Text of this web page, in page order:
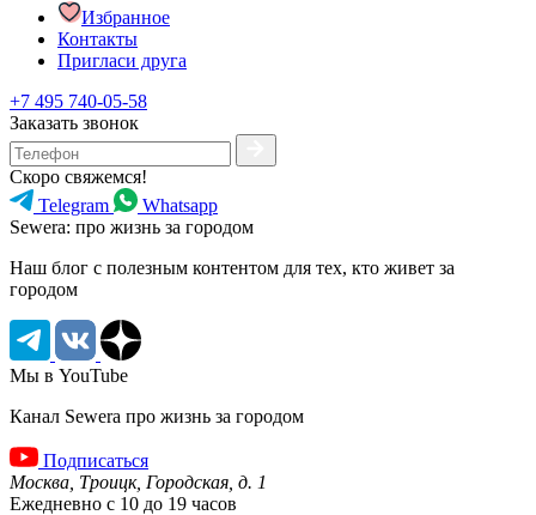
Избранное
Контакты
Пригласи друга
+7 495 740-05-58
Заказать звонок
Скоро свяжемся!
Telegram
Whatsapp
Sewera: про жизнь за городом
Наш блог c полезным контентом для тех, кто живет за
городом
Мы в YouTube
Канал Sewera про жизнь за городом
Подписаться
Москва, Троицк, Городская, д. 1
Ежедневно с 10 до 19 часов